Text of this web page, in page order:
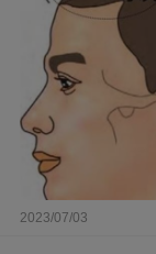
2023/07/03